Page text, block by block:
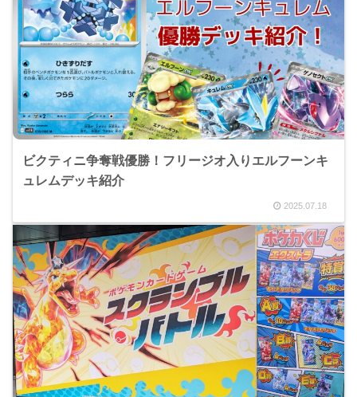
ビクティニ争奪戦優勝！フリージオ入りエルフーンキ
ュレムデッキ紹介
2025.07.18